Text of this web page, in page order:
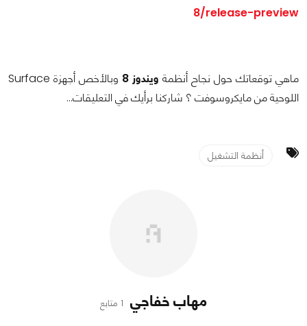
8/release-preview
ماهي توقعاتك حول نجاح أنظمة ويندوز 8
وبالأخص أجهزة Surface
اللوحية من مايكروسوفت ؟ شاركنا برأيك في التعليقات...
أنظمة التشغيل
مهاب خفاجي 1 متابع